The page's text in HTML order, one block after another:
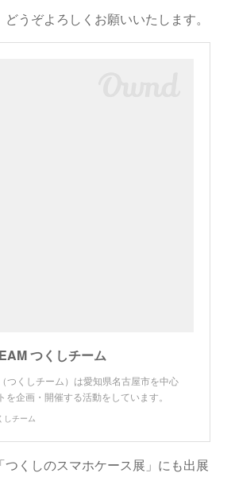
うぞよろしくお願いいたします。
つくしチーム
つくしチーム）は愛知県名古屋市を中心
を企画・開催する活動をしています。
しチーム
つくしのスマホケース展」にも出展